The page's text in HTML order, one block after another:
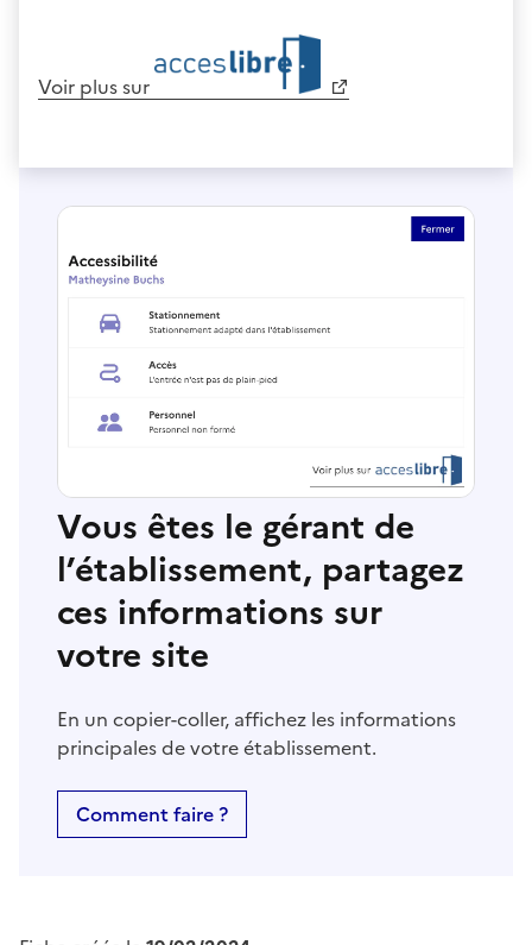
Voir plus sur
Vous êtes le gérant de
l’établissement, partagez
ces informations sur
votre site
En un copier-coller, affichez les informations
principales de votre établissement.
Comment faire ?